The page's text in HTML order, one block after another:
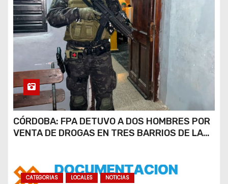
a
c
ó
n
d
e
CÓRDOBA: FPA DETUVO A DOS HOMBRES POR
VENTA DE DROGAS EN TRES BARRIOS DE LA
CATEGORIAS LOCALES NOTICIAS